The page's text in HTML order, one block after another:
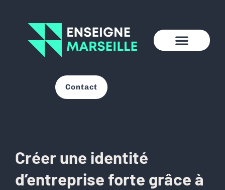
Contact
Créer une identité
d’entreprise forte grâce à